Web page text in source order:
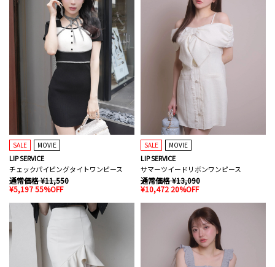
SALE MOVIE
LIP SERVICE
チェックパイピングタイトワンピース
通常価格 ¥11,550
¥5,197 55%OFF
SALE MOVIE
LIP SERVICE
サマーツイードリボンワンピース
通常価格 ¥13,090
¥10,472 20%OFF